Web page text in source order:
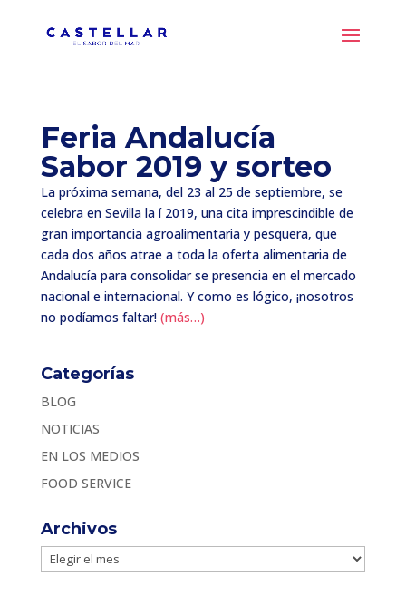
Feria Andalucía
Sabor 2019 y sorteo
La próxima semana, del 23 al 25 de septiembre, se
celebra en Sevilla la í 2019, una cita imprescindible de
gran importancia agroalimentaria y pesquera, que
cada dos años atrae a toda la oferta alimentaria de
Andalucía para consolidar se presencia en el mercado
nacional e internacional. Y como es lógico, ¡nosotros
no podíamos faltar! (más…)
Categorías
BLOG
NOTICIAS
EN LOS MEDIOS
FOOD SERVICE
Archivos
Archivos